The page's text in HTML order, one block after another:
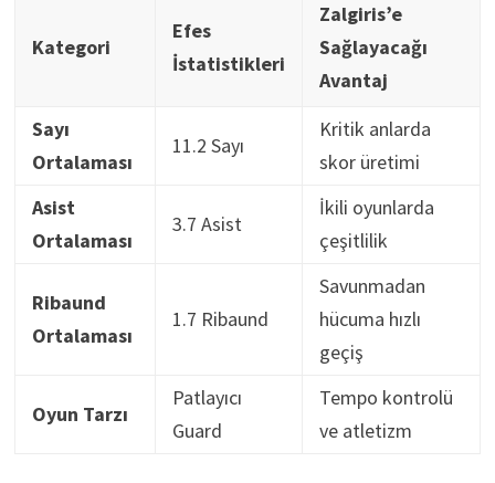
Kategori
Efes
İstatistikleri
Zalgiris’e
Sağlayacağı
Avantaj
Sayı
Ortalaması
11.2 Sayı
Kritik anlarda
skor üretimi
Asist
Ortalaması
3.7 Asist
İkili oyunlarda
çeşitlilik
Ribaund
Ortalaması
1.7 Ribaund
Savunmadan
hücuma hızlı
geçiş
Oyun Tarzı
Patlayıcı
Guard
Tempo kontrolü
ve atletizm